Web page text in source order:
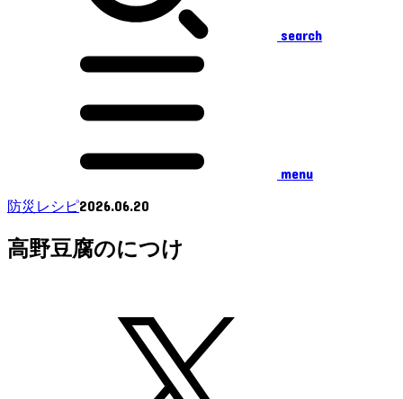
search
menu
防災レシピ2026.06.20
高野豆腐のにつけ